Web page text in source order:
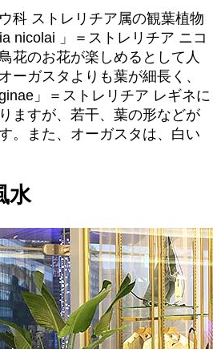
科 ストレリチア属の観葉植物
nicolai 」＝ストレリチア ニコ
花のお花が楽しめるとして人
ーガスタよりも葉が細長く、
」＝ストレリチア レギネに
ますが、若干、葉の形などが
。また、オーガスタは、白い
水